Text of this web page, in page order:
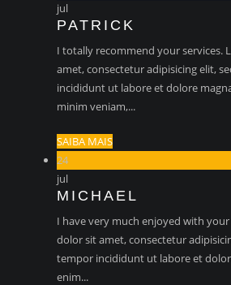
jul
PATRICK
I totally recommend your services.
amet, consectetur adipisicing elit,
incididunt ut labore et dolore
minim veniam,...
SAIBA MAIS
24
jul
MICHAEL
I have very much enjoyed with
dolor sit amet, consectetur
tempor incididunt ut labore et
enim...